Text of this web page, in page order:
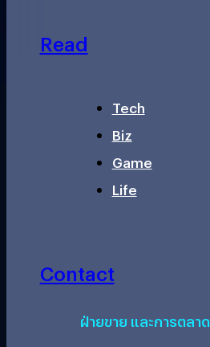
Read
Tech
Biz
Game
Life
Contact
ฝ่ายขาย และการตลาด